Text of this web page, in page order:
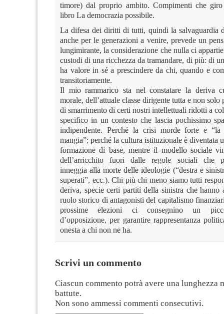
timore) dal proprio ambito. Compimenti che
libro La democrazia possibile.
La difesa dei diritti di tutti, quindi la salvaguardia
anche per le generazioni a venire, prevede un
lungimirante, la considerazione che nulla ci
custodi di una ricchezza da tramandare, di più: di
ha valore in sé a prescindere da chi, quando e
transitoriamente.
Il mio rammarico sta nel constatare la deriva
morale, dell’attuale classe dirigente tutta e non solo
di smarrimento di certi nostri intellettuali ridotti a
specifico in un contesto che lascia pochissimo
indipendente. Perché la crisi morde forte e
mangia”; perché la cultura istituzionale è diventata
formazione di base, mentre il modello sociale
dell’arricchito fuori dalle regole sociali che
inneggia alla morte delle ideologie (“destra e
superati”, ecc.). Chi più chi meno siamo tutti
deriva, specie certi partiti della sinistra che hanno
ruolo storico di antagonisti del capitalismo
prossime elezioni ci consegnino un
d’opposizione, per garantire rappresentanza
onesta a chi non ne ha.
Scrivi un commento
Ciascun commento potrà avere una lunghezza
battute.
Non sono ammessi commenti consecutivi.